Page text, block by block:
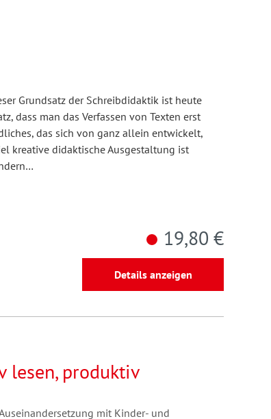
Grundsatz der Schreibdidaktik ist heute
dass man das Verfassen von Texten erst
das sich von ganz allein entwickelt,
kreative didaktische Ausgestaltung ist
19,80 €
Details anzeigen
lesen, produktiv
mit Kinder- und